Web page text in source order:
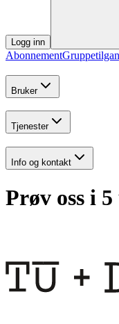
Logg inn
Abonnement
Bruker
Tjenester
Info og kontakt
Prøv oss i